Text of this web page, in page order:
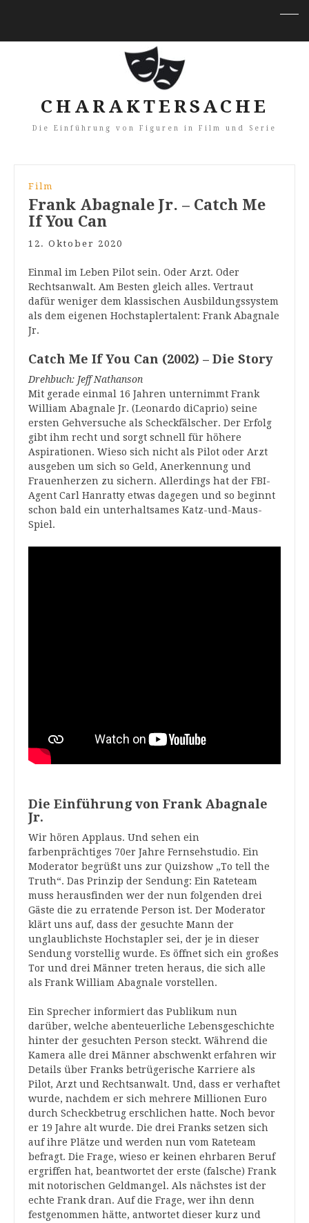
CHARAKTERSACHE
Die Einführung von Figuren in Film und Serie
Film
Frank Abagnale Jr. – Catch Me
If You Can
12. Oktober 2020
Einmal im Leben Pilot sein. Oder Arzt. Oder
Rechtsanwalt. Am Besten gleich alles. Vertraut
dafür weniger dem klassischen Ausbildungssystem
als dem eigenen Hochstaplertalent: Frank Abagnale
Jr.
Catch Me If You Can (2002) – Die Story
Drehbuch: Jeff Nathanson
Mit gerade einmal 16 Jahren unternimmt Frank
William Abagnale Jr. (Leonardo diCaprio) seine
ersten Gehversuche als Scheckfälscher. Der Erfolg
gibt ihm recht und sorgt schnell für höhere
Aspirationen. Wieso sich nicht als Pilot oder Arzt
ausgeben um sich so Geld, Anerkennung und
Frauenherzen zu sichern. Allerdings hat der FBI-
Agent Carl Hanratty etwas dagegen und so beginnt
schon bald ein unterhaltsames Katz-und-Maus-
Spiel.
Die Einführung von Frank Abagnale
Jr.
Wir hören Applaus. Und sehen ein
farbenprächtiges 70er Jahre Fernsehstudio. Ein
Moderator begrüßt uns zur Quizshow „To tell the
Truth“. Das Prinzip der Sendung: Ein Rateteam
muss herausfinden wer der nun folgenden drei
Gäste die zu erratende Person ist. Der Moderator
klärt uns auf, dass der gesuchte Mann der
unglaublichste Hochstapler sei, der je in dieser
Sendung vorstellig wurde. Es öffnet sich ein großes
Tor und drei Männer treten heraus, die sich alle
als Frank William Abagnale vorstellen.
Ein Sprecher informiert das Publikum nun
darüber, welche abenteuerliche Lebensgeschichte
hinter der gesuchten Person steckt. Während die
Kamera alle drei Männer abschwenkt erfahren wir
Details über Franks betrügerische Karriere als
Pilot, Arzt und Rechtsanwalt. Und, dass er verhaftet
wurde, nachdem er sich mehrere Millionen Euro
durch Scheckbetrug erschlichen hatte. Noch bevor
er 19 Jahre alt wurde. Die drei Franks setzen sich
auf ihre Plätze und werden nun vom Rateteam
befragt. Die Frage, wieso er keinen ehrbaren Beruf
ergriffen hat, beantwortet der erste (falsche) Frank
mit notorischen Geldmangel. Als nächstes ist der
echte Frank dran. Auf die Frage, wer ihn denn
festgenommen hätte, antwortet dieser kurz und